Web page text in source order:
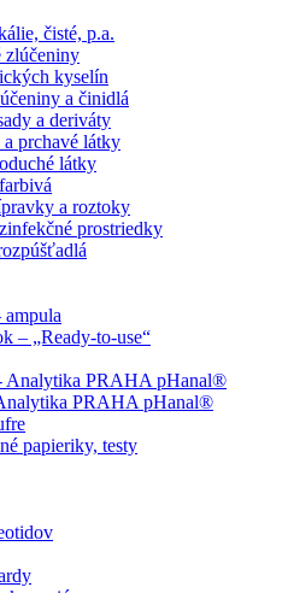
čisté, p.a.
zlúčeniny
kyselín
a činidlá
a deriváty
prchavé látky
látky
a roztoky
prostriedky
– „Ready-to-use“
Analytika PRAHA pHanal®
PRAHA pHanal®
papieriky, testy